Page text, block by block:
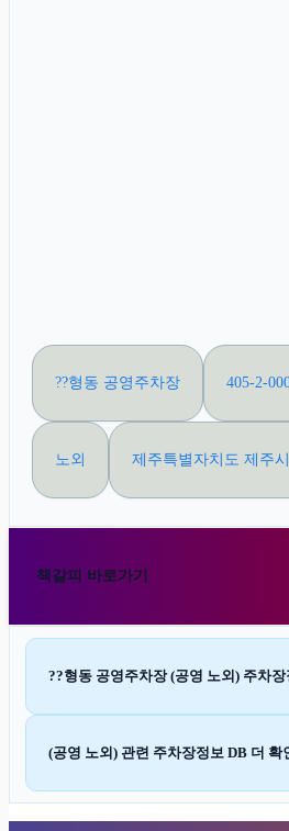
??형동 공영주차장 405-2-
노외 제주특별자치도 제주
책갈피 바로가기
??형동 공영주차장 (공영 노외) 주차장
(공영 노외) 관련 주차장정보 DB 더 확